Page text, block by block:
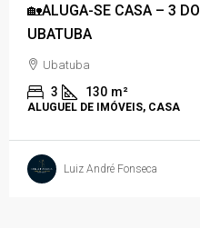
🏡ALUGA-SE CASA – 3
UBATUBA
Ubatuba
3 130 m²
ALUGUEL DE IMÓVEIS, CASA
Luiz André Fonseca